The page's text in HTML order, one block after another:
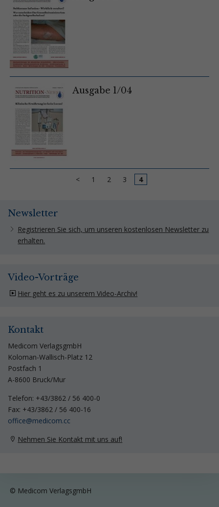
Ausgabe 1/04
< 1 2 3 4
Newsletter
Registrieren Sie sich, um unseren kostenlosen Newsletter zu
erhalten.
Video-Vorträge
Hier geht es zu unserem Video-Archiv!
Kontakt
Medicom VerlagsgmbH
Koloman-Wallisch-Platz 12
Postfach 1
A-8600 Bruck/Mur
Telefon: +43/3862 / 56 400-0
Fax: +43/3862 / 56 400-16
ffc m d c m cc
Nehmen Sie Kontakt mit uns auf!
© Medicom VerlagsgmbH